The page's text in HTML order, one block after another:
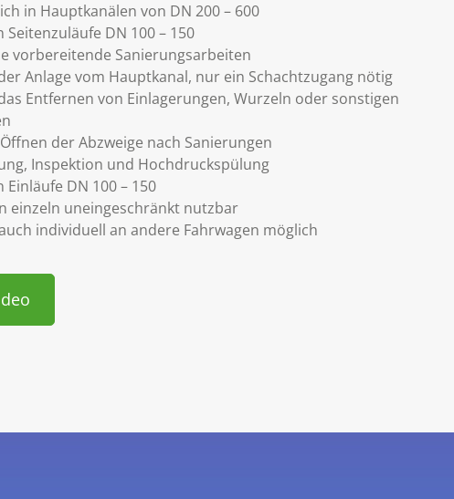
in Hauptkanälen von DN 200 – 600
DN 100 – 150
vorbereitende Sanierungsarbeiten
Anlage vom Hauptkanal, nur ein Schachtzugang nötig
Entfernen von Einlagerungen, Wurzeln oder sonstigen
der Abzweige nach Sanierungen
Inspektion und Hochdruckspülung
DN 100 – 150
einzeln uneingeschränkt nutzbar
individuell an andere Fahrwagen möglich